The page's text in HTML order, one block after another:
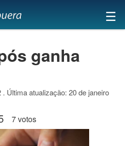
×
☰
ganha
Última atualização: 20 de janeiro
7 votos